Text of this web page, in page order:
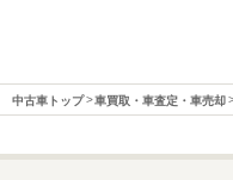
中古車トップ 車買取・車査定・車売却